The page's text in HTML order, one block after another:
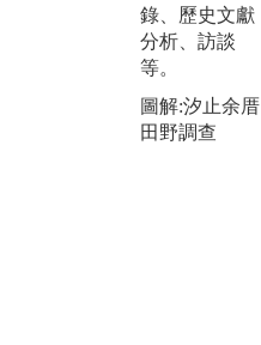
錄、歷史文獻
分析、訪談
等。
圖解:汐止余厝
田野調查